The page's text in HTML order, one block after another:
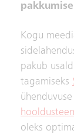
Kogu
pakub
tagamiseks
oleks